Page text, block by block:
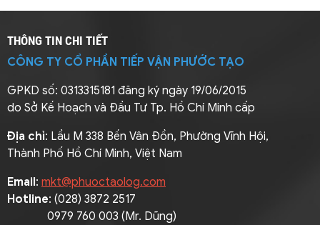
phí cầu đường, giúp giảm
Giảm áp lực giao thông:
Tránh ùn tắc, hạn chế va
chạm và tai nạn so với vận
tải đường bộ - An toàn
hàng hóa: Sà lan có thiết
kế phù hợp để chở hàng
nặng, cồng kềnh, dễ xếp
dỡ bằng cầu chuyên dụng
THÔNG TIN CHI TIẾT
CÔNG TY CỔ PHẦN TIẾP VẬN PHƯỚC TẠO
GPKD số: 0313315181 đăng ký ngày 19/06/2015
do Sở Kế Hoạch và Đầu Tư Tp. Hồ Chí Minh cấp
Địa chỉ: Lầu M 338 Bến Vân Đồn, Phường Vĩnh Hội,
Thành Phố Hồ Chí Minh, Việt Nam
Email: mkt@phuoctaolog.com
Hotline: (028) 3872 2517
0979 760 003 (Mr. Dũng)